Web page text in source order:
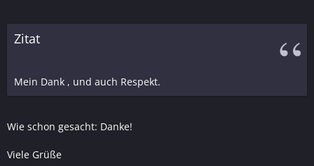
Zitat
Mein Dank , und auch Respekt.
Wie schon gesacht: Danke!
Viele Grüße